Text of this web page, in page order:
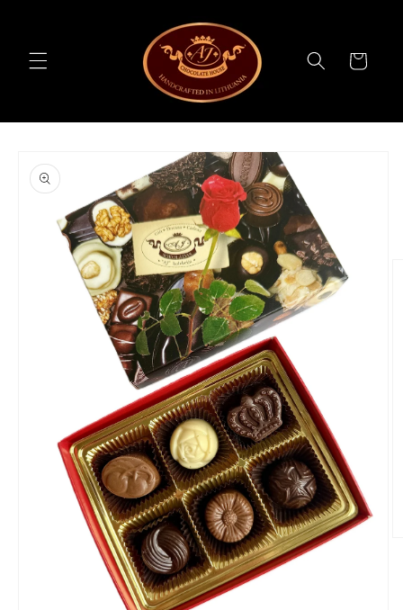
Korv
tooteteabele